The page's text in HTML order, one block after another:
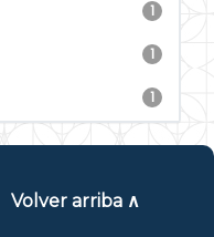
1
1
1
Volver arriba ∧